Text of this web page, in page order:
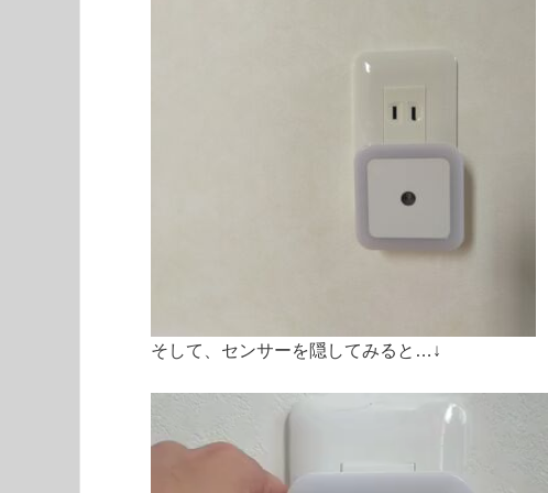
そして、センサーを隠してみると…↓